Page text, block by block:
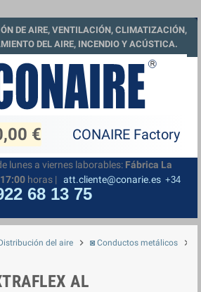
DE AIRE, VENTILACIÓN, CLIMATIZACIÓN,
DEL AIRE, INCENDIO Y ACÚSTICA.
€
lunes a viernes laborables: Fábrica La
horas | att.cliente@conarie.es +34
68 13 75
del aire chevron_right ◙ Conductos metálicos chevron_right
AL